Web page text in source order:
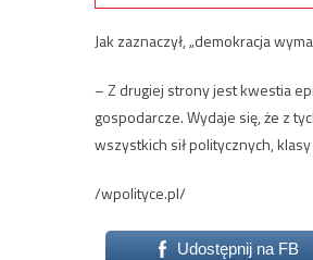
Jak zaznaczył, „demokracja
– Z drugiej strony jest kwestia
gospodarcze. Wydaje się, że z
wszystkich sił politycznych,
/wpolityce.pl/
Udostępnij na FB